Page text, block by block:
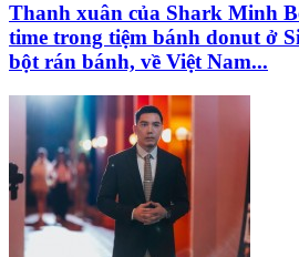
Thanh xuân của Shark Minh
time trong tiệm bánh donut ở
bột rán bánh, về Việt Nam...